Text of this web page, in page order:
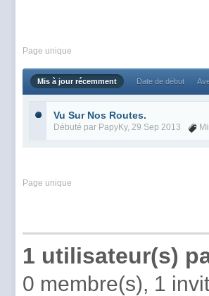
Page unique
Mis à jour récemment Date de début
Vu Sur Nos Routes.
Débuté par PapyKy, 29 Sep 2013
Page unique
1 utilisateur(s)
0 membre(s), 1